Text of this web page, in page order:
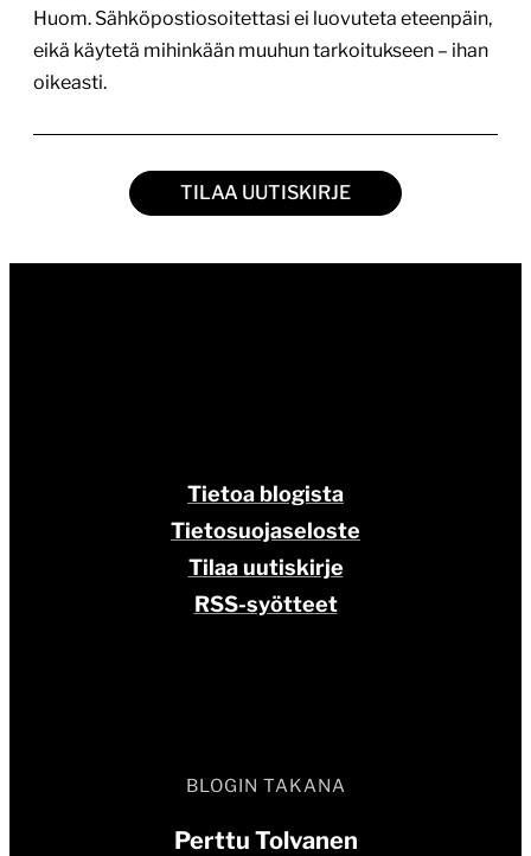
Huom. Sähköpostiosoitettasi ei luovuteta eteenpäin,
eikä käytetä mihinkään muuhun tarkoitukseen – ihan
oikeasti.
TILAA UUTISKIRJE
BLOGIN TAKANA
Perttu Tolvanen
Tietoa blogista
Tietosuojaseloste
Tilaa uutiskirje
RSS-syötteet